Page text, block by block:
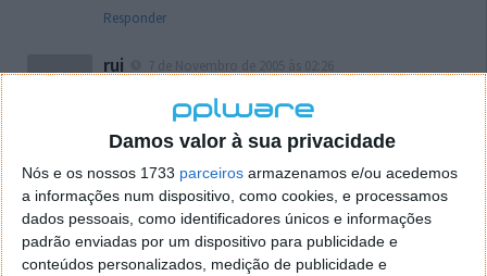
Damos valor à sua privacidade
Nós e os nossos 1733 parceiros armazenamos e/ou acedemos
a informações num dispositivo, como cookies, e processamos
dados pessoais, como identificadores únicos e informações
padrão enviadas por um dispositivo para publicidade e
conteúdos personalizados, medição de publicidade e
Responder
rui
localizaçao referida n se encontra la nada k me permita por
o firefox como browser predefenido
Ja percorri o painel
tentei apagar o explorer na tentativa de forçar o uso do
firefox mas em vao. Kaso te lembres de outra dica fico
agradecido, caso contrario obrigado a mesma
Responder